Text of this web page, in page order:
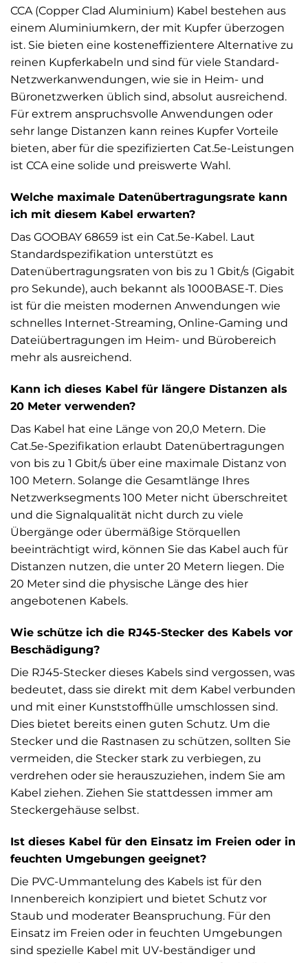
CCA (Copper Clad Aluminium) Kabel bestehen aus
einem Aluminiumkern, der mit Kupfer überzogen
ist. Sie bieten eine kosteneffizientere Alternative zu
reinen Kupferkabeln und sind für viele Standard-
Netzwerkanwendungen, wie sie in Heim- und
Büronetzwerken üblich sind, absolut ausreichend.
Für extrem anspruchsvolle Anwendungen oder
sehr lange Distanzen kann reines Kupfer Vorteile
bieten, aber für die spezifizierten Cat.5e-Leistungen
ist CCA eine solide und preiswerte Wahl.
Welche maximale Datenübertragungsrate kann
ich mit diesem Kabel erwarten?
Das GOOBAY 68659 ist ein Cat.5e-Kabel. Laut
Standardspezifikation unterstützt es
Datenübertragungsraten von bis zu 1 Gbit/s (Gigabit
pro Sekunde), auch bekannt als 1000BASE-T. Dies
ist für die meisten modernen Anwendungen wie
schnelles Internet-Streaming, Online-Gaming und
Dateiübertragungen im Heim- und Bürobereich
mehr als ausreichend.
Kann ich dieses Kabel für längere Distanzen als
20 Meter verwenden?
Das Kabel hat eine Länge von 20,0 Metern. Die
Cat.5e-Spezifikation erlaubt Datenübertragungen
von bis zu 1 Gbit/s über eine maximale Distanz von
100 Metern. Solange die Gesamtlänge Ihres
Netzwerksegments 100 Meter nicht überschreitet
und die Signalqualität nicht durch zu viele
Übergänge oder übermäßige Störquellen
beeinträchtigt wird, können Sie das Kabel auch für
Distanzen nutzen, die unter 20 Metern liegen. Die
20 Meter sind die physische Länge des hier
angebotenen Kabels.
Wie schütze ich die RJ45-Stecker des Kabels vor
Beschädigung?
Die RJ45-Stecker dieses Kabels sind vergossen, was
bedeutet, dass sie direkt mit dem Kabel verbunden
und mit einer Kunststoffhülle umschlossen sind.
Dies bietet bereits einen guten Schutz. Um die
Stecker und die Rastnasen zu schützen, sollten Sie
vermeiden, die Stecker stark zu verbiegen, zu
verdrehen oder sie herauszuziehen, indem Sie am
Kabel ziehen. Ziehen Sie stattdessen immer am
Steckergehäuse selbst.
Ist dieses Kabel für den Einsatz im Freien oder in
feuchten Umgebungen geeignet?
Die PVC-Ummantelung des Kabels ist für den
Innenbereich konzipiert und bietet Schutz vor
Staub und moderater Beanspruchung. Für den
Einsatz im Freien oder in feuchten Umgebungen
sind spezielle Kabel mit UV-beständiger und